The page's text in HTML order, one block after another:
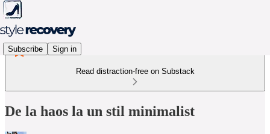
Subscribe Sign in
Read distraction-free on Substack
De la haos la un stil minimalist